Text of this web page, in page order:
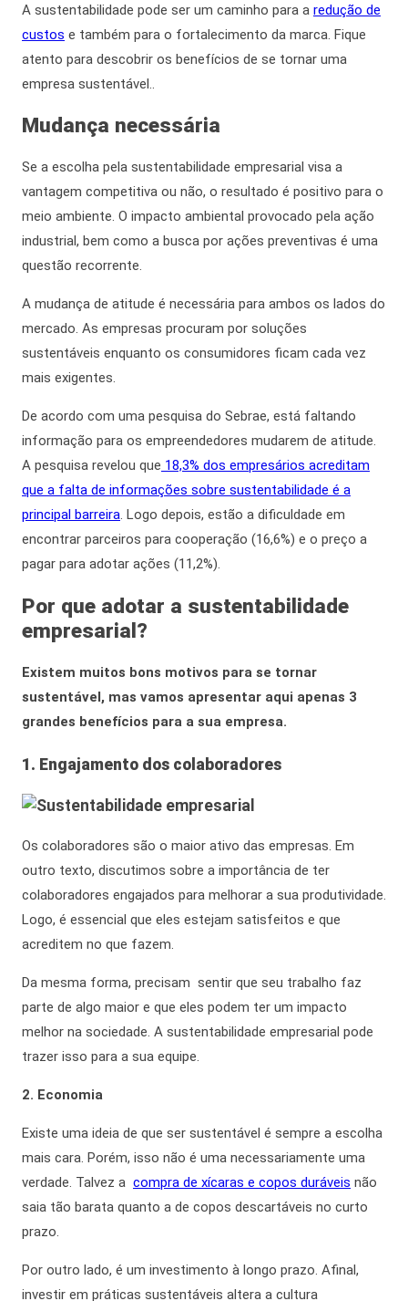
A sustentabilidade pode ser um caminho para a redução de
custos e também para o fortalecimento da marca. Fique
atento para descobrir os benefícios de se tornar uma
empresa sustentável..
Mudança necessária
Se a escolha pela sustentabilidade empresarial visa a
vantagem competitiva ou não, o resultado é positivo para o
meio ambiente. O impacto ambiental provocado pela ação
industrial, bem como a busca por ações preventivas é uma
questão recorrente.
A mudança de atitude é necessária para ambos os lados do
mercado. As empresas procuram por soluções
sustentáveis enquanto os consumidores ficam cada vez
mais exigentes.
De acordo com uma pesquisa do Sebrae, está faltando
informação para os empreendedores mudarem de atitude.
A pesquisa revelou que 18,3% dos empresários acreditam
que a falta de informações sobre sustentabilidade é a
principal barreira. Logo depois, estão a dificuldade em
encontrar parceiros para cooperação (16,6%) e o preço a
pagar para adotar ações (11,2%).
Por que adotar a sustentabilidade
empresarial?
Existem muitos bons motivos para se tornar
sustentável, mas vamos apresentar aqui apenas 3
grandes benefícios para a sua empresa.
1. Engajamento dos colaboradores
Os colaboradores são o maior ativo das empresas. Em
outro texto, discutimos sobre a importância de ter
colaboradores engajados para melhorar a sua produtividade.
Logo, é essencial que eles estejam satisfeitos e que
acreditem no que fazem.
Da mesma forma, precisam sentir que seu trabalho faz
parte de algo maior e que eles podem ter um impacto
melhor na sociedade. A sustentabilidade empresarial pode
trazer isso para a sua equipe.
2. Economia
Existe uma ideia de que ser sustentável é sempre a escolha
mais cara. Porém, isso não é uma necessariamente uma
verdade. Talvez a compra de xícaras e copos duráveis não
saia tão barata quanto a de copos descartáveis no curto
prazo.
Por outro lado, é um investimento à longo prazo. Afinal,
investir em práticas sustentáveis altera a cultura